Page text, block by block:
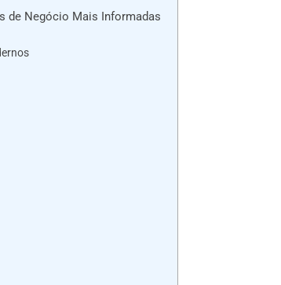
de Negócio Mais Informadas